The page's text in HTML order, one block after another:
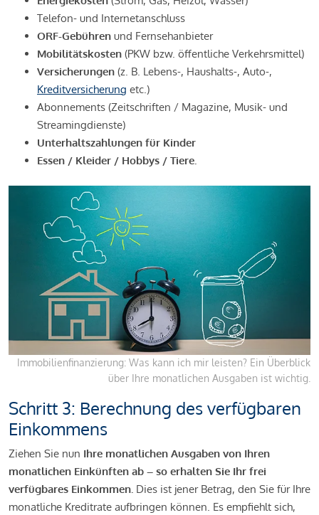
Telefon- und Internetanschluss
ORF-Gebühren und Fernsehanbieter
Mobilitätskosten (PKW bzw. öffentliche Verkehrsmittel)
Versicherungen (z. B. Lebens-, Haushalts-, Auto-,
Kreditversicherung etc.)
Abonnements (Zeitschriften / Magazine, Musik- und
Streamingdienste)
Unterhaltszahlungen für Kinder
Essen / Kleider / Hobbys / Tiere.
Immobilienfinanzierung: Was kann ich mir leisten? Ein Überblick
über Ihre monatlichen Ausgaben ist wichtig.
Schritt 3: Berechnung des verfügbaren
Einkommens
Ziehen Sie nun Ihre monatlichen Ausgaben von Ihren
monatlichen Einkünften ab – so erhalten Sie Ihr frei
verfügbares Einkommen. Dies ist jener Betrag, den Sie für Ihre
monatliche Kreditrate aufbringen können. Es empfiehlt sich,